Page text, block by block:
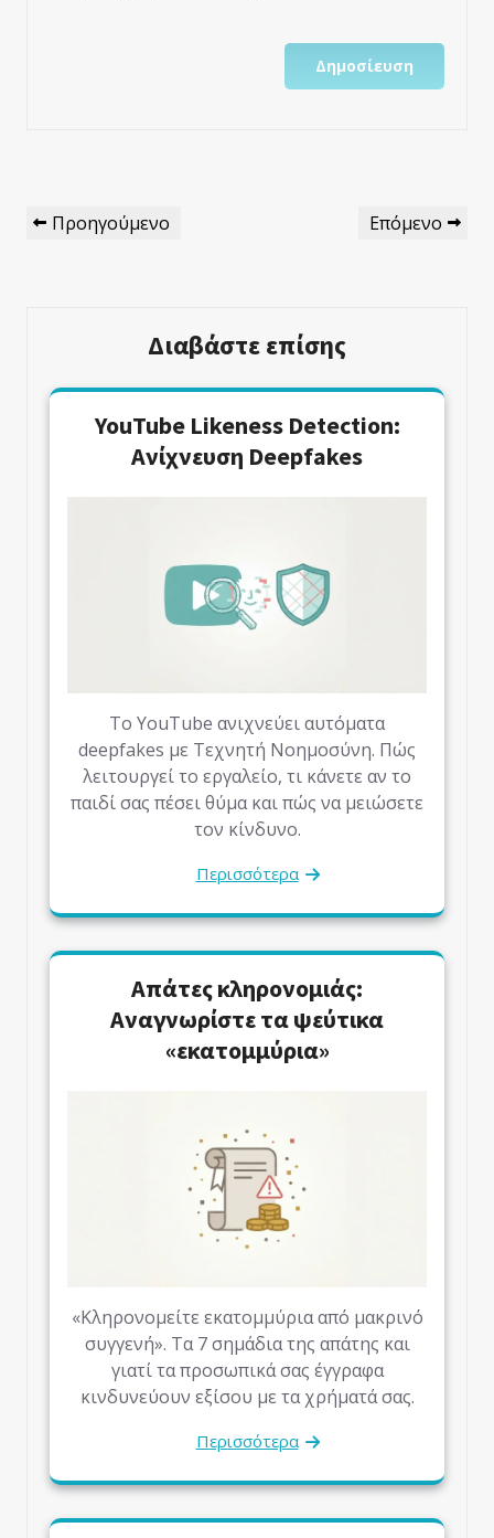
Πλοήγηση
Άρθρων
Προηγούμενο
Προηγούμενο
Επόμενο
Επόμενο
Διαβάστε επίσης
YouTube Likeness Detection:
Ανίχνευση Deepfakes
Το YouTube ανιχνεύει αυτόματα
deepfakes με Τεχνητή Νοημοσύνη. Πώς
λειτουργεί το εργαλείο, τι κάνετε αν το
παιδί σας πέσει θύμα και πώς να μειώσετε
τον κίνδυνο.
Περισσότερα
Απάτες κληρονομιάς:
Αναγνωρίστε τα ψεύτικα
«εκατομμύρια»
«Κληρονομείτε εκατομμύρια από μακρινό
συγγενή». Τα 7 σημάδια της απάτης και
γιατί τα προσωπικά σας έγγραφα
κινδυνεύουν εξίσου με τα χρήματά σας.
Περισσότερα